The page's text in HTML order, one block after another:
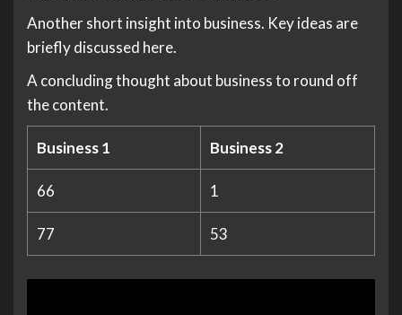
Another short insight into business. Key ideas are
briefly discussed here.
A concluding thought about business to round off
the content.
Business 1 Business 2
66 1
77 53